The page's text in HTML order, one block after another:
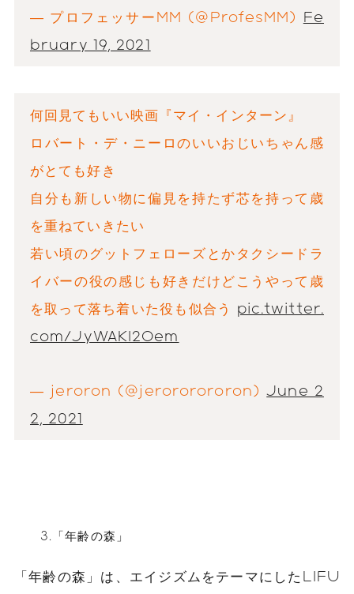
— プロフェッサーMM (@ProfesMM) Fe
bruary 19, 2021
何回見てもいい映画『マイ・インターン』
ロバート・デ・ニーロのいいおじいちゃん感
がとても好き
自分も新しい物に偏見を持たず芯を持って歳
を重ねていきたい
若い頃のグットフェローズとかタクシードラ
イバーの役の感じも好きだけどこうやって歳
を取って落ち着いた役も似合う pic.twitter.
com/JyWAKl2Oem
— jeroron (@jerororororon) June 2
2, 2021
3.「年齢の森」
「年齢の森」は、エイジズムをテーマにしたLIFU